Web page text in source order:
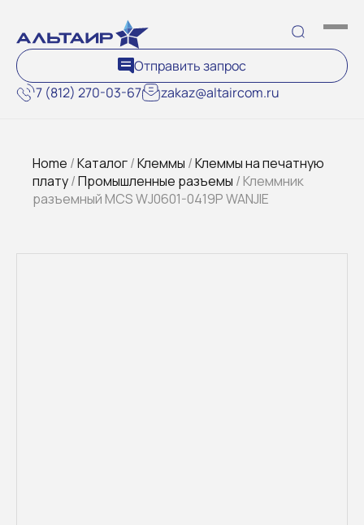
7 (812) 270-03-67 zakaz@altaircom.ru
Отправить запрос
Home /Каталог/Клеммы /Клеммы на печатную
плату/Промышленные разъемы / Клеммник
разъемный MCS WJ0601-0419P WANJIE